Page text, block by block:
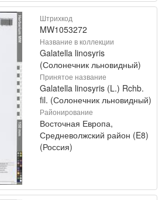
Штрихкод
MW1053272
Название в коллекции
Galatella linosyris
(Солонечник льновидный)
Принятое название
Galatella linosyris (L.) Rchb.
fil. (Солонечник льновидный)
Районирование
Восточная Европа,
Средневолжский район (E8)
(Россия)